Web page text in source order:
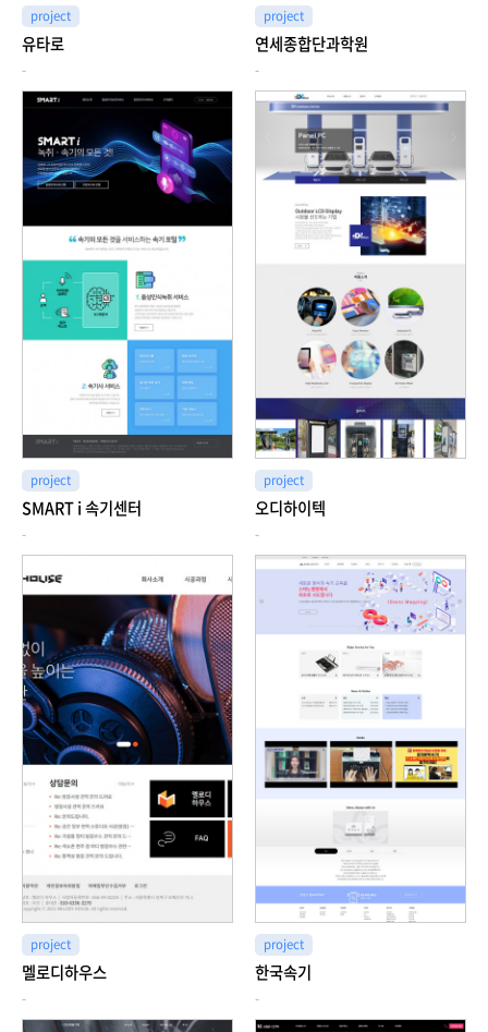
project
유타로
-
project
연세종합단과학원
-
project
SMART i 속기센터
-
project
오디하이텍
-
project
멜로디하우스
-
project
한국속기
-